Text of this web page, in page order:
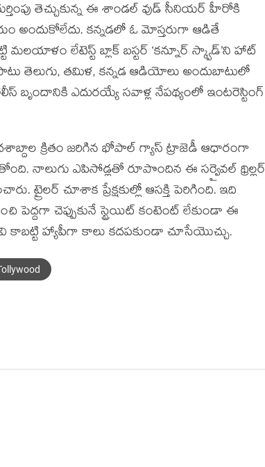
తెచ్చుకున్న ఈ శాండల్ వుడ్ సీనియర్ హీరోకి
కన్నడలో ఓ మోస్తరుగా ఆడితే
మలయాళం లేటెస్ట్ బ్లాక్ బస్టర్ ‘కన్నూర్ స్క్వాడ్’ని హాట్
తెలుగు, తమిళ, కన్నడ ఆడియోలు అందుబాటులో
బృందానికి ఎదురయ్యే సవాళ్ల నేపథ్యంలో ఇంటరెస్టింగ్
క్రితం జరిగిన భోపాల్ గ్యాస్ ట్రాజెడీ ఆధారంగా
నాలుగు ఎపిసోడ్లతో రూపొందిన ఈ సర్వైవల్ థ్రిల్లర్
ట్రైలర్ చూశాక ప్రేక్షకుల్లో ఆసక్తి పెరిగింది. ఇది
చెప్పుకునే స్ట్రెయిట్ కంటెంట్ లేకుండా ఈ
కాబట్టి హ్యాపీగా కాలు కదపకుండా చూసేయొచ్చు.